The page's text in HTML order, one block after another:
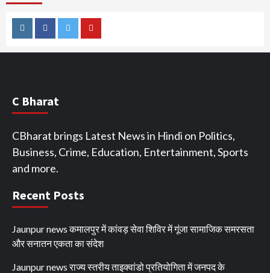
InstagramFacebookTwitterYoutube
C Bharat
CBharat brings Latest News in Hindi on Politics,
Business, Crime, Education, Entertainment, Sports
and more.
Recent Posts
Jaunpur news कमालपुर में कांवड़ सेवा शिविर में गूंजा सामाजिक समरसता
और सनातन एकता का संदेश
Jaunpur news ​राज्य स्तरीय ताइक्वांडो प्रतियोगिता में जनपद के